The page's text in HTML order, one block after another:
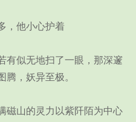
他小心护着
似无地扫了一眼，那深邃
腾，妖异至极。
山的灵力以紫阡陌为中心